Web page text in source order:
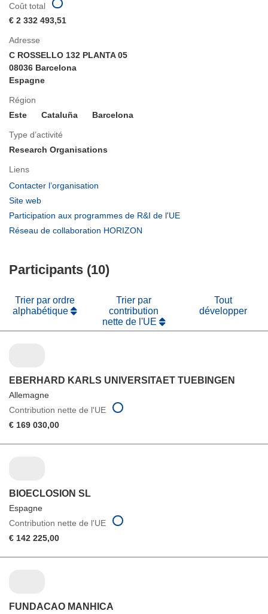
Adresse
C ROSSELLO 132 PLANTA 05
08036 Barcelona
Espagne
Région
Este
Cataluña Barcelona
Type d’activité
Research Organisations
Liens
Contacter l’organisation
fenêtre)
Site web
dans
une
Participation aux programmes de R&I de l'UE
Réseau de collaboration HORIZON
Coût total
€ 2 332 493,51
Participants (10)
Trier par ordre
alphabétique
Trier par
contribution
nette de l'UE
Tout
développer
EBERHARD KARLS UNIVERSITAET TUEBINGEN
Allemagne
Contribution nette de l'UE
€ 169 030,00
BIOECLOSION SL
Espagne
Contribution nette de l'UE
€ 142 225,00
FUNDACAO MANHICA